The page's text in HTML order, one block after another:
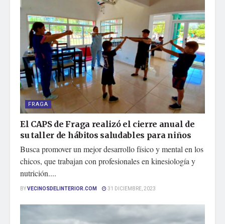
FRAGA
El CAPS de Fraga realizó el cierre anual de
su taller de hábitos saludables para niños
Busca promover un mejor desarrollo físico y mental en los
chicos, que trabajan con profesionales en kinesiología y
nutrición....
BYVECINOSDELINTERIOR.COM 31 DICIEMBRE, 2023